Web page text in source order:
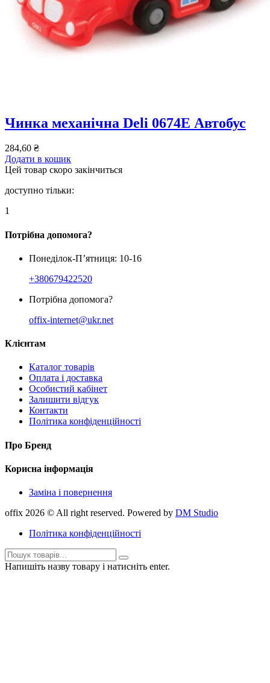
Чинка механічна Deli 0674Е Автобус
284,60 ₴
Додати в кошик
Цей товар скоро закінчиться
доступно тільки:
1
Потрібна допомога?
Понеділок-П’ятниця: 10-16
+380679422520
Потрібна допомога?
offix-internet@ukr.net
Клієнтам
Каталог товарів
Оплата і доставка
Особистий кабінет
Залишити відгук
Контакти
Політика конфіденційності
Про Бренд
Корисна інформація
Заміна і повернення
offix 2026 © All right reserved. Powered by DM Studio
Політика конфіденційності
Напишіть назву товару і натисніть enter.